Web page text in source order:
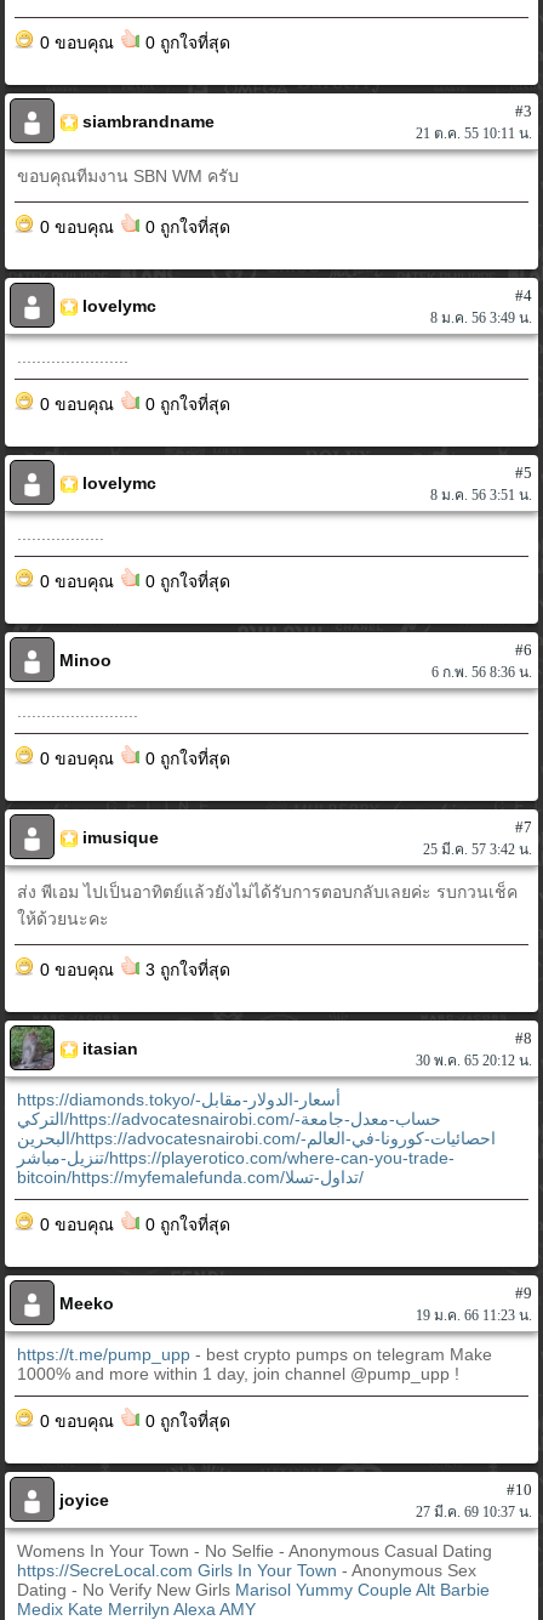
0 ขอบคุณ 0 ถูกใจที่สุด
siambrandname
#3
21 ต.ค. 55 10:11 น.
ขอบคุณทีมงาน SBN WM ครับ
0 ขอบคุณ 0 ถูกใจที่สุด
lovelymc
#4
8 ม.ค. 56 3:49 น.
0 ขอบคุณ 0 ถูกใจที่สุด
lovelymc
#5
8 ม.ค. 56 3:51 น.
0 ขอบคุณ 0 ถูกใจที่สุด
Minoo
#6
6 ก.พ. 56 8:36 น.
0 ขอบคุณ 0 ถูกใจที่สุด
imusique
#7
25 มี.ค. 57 3:42 น.
ส่ง พีเอม ไปเป็นอาทิตย์แล้วยังไม่ได้รับการตอบกลับเลยค่ะ รบกวนเช็ค
ให้ด้วยนะคะ
0 ขอบคุณ 3 ถูกใจที่สุด
itasian
#8
30 พ.ค. 65 20:12 น.
https://diamonds.tokyo/أسعار-الدولار-مقابل-
التركي/https://advocatesnairobi.com/حساب-معدل-جامعة-
البحرين/https://advocatesnairobi.com/احصائيات-كورونا-في-العالم-
تنزيل-مباشر/https://playerotico.com/where-can-you-trade-
bitcoin/https://myfemalefunda.com/تداول-تسلا/
0 ขอบคุณ 0 ถูกใจที่สุด
Meeko
#9
19 ม.ค. 66 11:23 น.
https://t.me/pump_upp - best crypto pumps on telegram Make
1000% and more within 1 day, join channel @pump_upp !
0 ขอบคุณ 0 ถูกใจที่สุด
joyice
#10
27 มี.ค. 69 10:37 น.
Womens In Your Town - No Selfie - Anonymous Casual Dating
https://SecreLocal.com Girls In Your Town- Anonymous Sex
Dating - No Verify New Girls Marisol Yummy Couple Alt Barbie
Medix Kate Merrilyn Alexa AMY